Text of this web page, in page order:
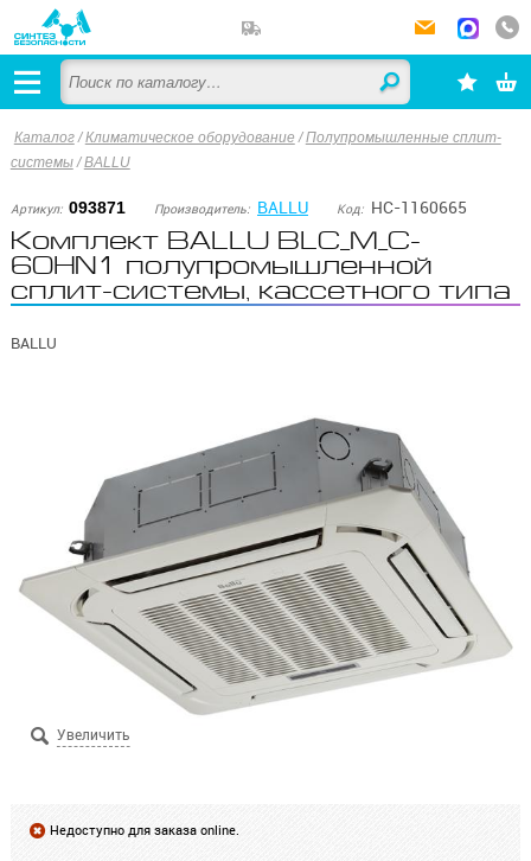
Каталог/Климатическое оборудование /Полупромышленные сплит-
системы /BALLU
Артикул: 093871 Производитель: BALLU Код: НС-1160665
Комплект BALLU BLC_M_C-
60HN1 полупромышленной
сплит-системы, кассетного типа
BALLU
Недоступно для заказа online.